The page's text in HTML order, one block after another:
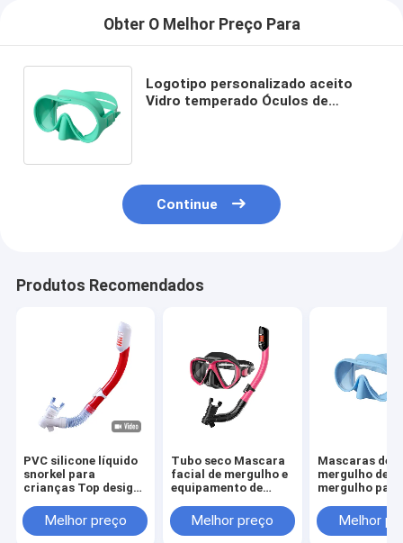
Obter O Melhor Preço Para
Logotipo personalizado aceito
Vidro temperado Óculos de
Continue
Produtos Recomendados
PVC silicone líquido
snorkel para
crianças Top design
mergulho de
negócios
Melhor preço
Tubo seco Mascara
facial de mergulho e
equipamento de
Melhor preço
Mascaras de
mergulho de
mergulho para
impermeáveis
Melhor